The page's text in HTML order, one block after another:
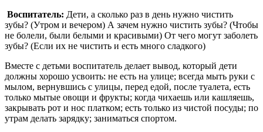
Воспитатель: Дети, а сколько раз в день нужно чистить
зубы? (Утром и вечером) А зачем нужно чистить зубы? (Чтобы
не болели, были белыми и красивыми) От чего могут заболеть
зубы? (Если их не чистить и есть много сладкого)
Вместе с детьми воспитатель делает вывод, который дети
должны хорошо усвоить: не есть на улице; всегда мыть руки с
мылом, вернувшись с улицы, перед едой, после туалета, есть
только мытые овощи и фрукты; когда чихаешь или кашляешь,
закрывать рот и нос платком; есть только из чистой посуды; по
утрам делать зарядку; заниматься спортом.